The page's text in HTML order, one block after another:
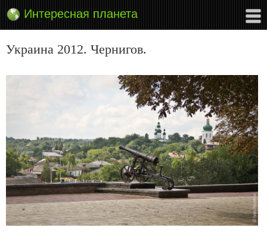
Интересная планета
Украина 2012. Чернигов.